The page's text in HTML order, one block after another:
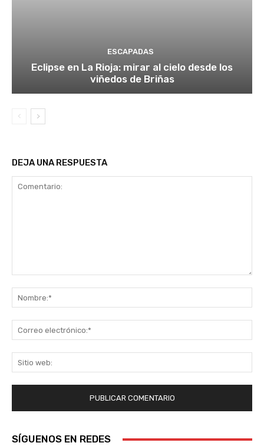
ESCAPADAS
Eclipse en La Rioja: mirar al cielo desde los
viñedos de Briñas
DEJA UNA RESPUESTA
SÍGUENOS EN REDES